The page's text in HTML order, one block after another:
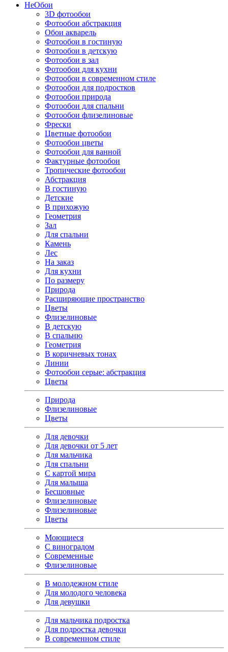
НеОбои
3D фотообои
Фотообои абстракция
Обои акварель
Фотообои в гостиную
Фотообои в детскую
Фотообои в зал
Фотообои для кухни
Фотообои в современном стиле
Фотообои для подростков
Фотообои природа
Фотообои для спальни
Фотообои флизелиновые
Фрески
Цветные фотообои
Фотообои цветы
Фотообои для ванной
Фактурные фотообои
Тропические фотообои
Абстракция
В гостиную
Детские
В прихожую
Геометрия
Зал
Для спальни
Камень
Лес
На заказ
Для кухни
По размеру
Природа
Расширяющие пространство
Цветы
Флизелиновые
В детскую
В спальню
Геометрия
В коричневых тонах
Линии
Фотообои серые: абстракция
Цветы
Природа
Флизелиновые
Цветы
Для девочки
Для девочки от 5 лет
Для мальчика
Для спальни
С картой мира
Для малыша
Бесшовные
Флизелиновые
Флизелиновые
Цветы
Моющиеся
С виноградом
Современные
Флизелиновые
В молодежном стиле
Для молодого человека
Для девушки
Для мальчика подростка
Для подростка девочки
В современном стиле